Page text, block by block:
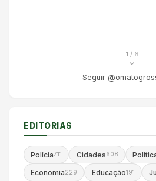
1 / 6
Seguir
EDITORIAS
Polícia711 Cidades608
Economia229 Educação191